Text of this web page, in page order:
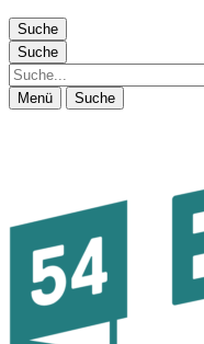
Suche
Suche
Suche
Menü Suche